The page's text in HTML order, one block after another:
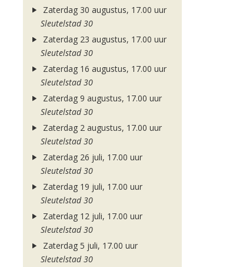
Zaterdag 30 augustus, 17.00 uur
Sleutelstad 30
Zaterdag 23 augustus, 17.00 uur
Sleutelstad 30
Zaterdag 16 augustus, 17.00 uur
Sleutelstad 30
Zaterdag 9 augustus, 17.00 uur
Sleutelstad 30
Zaterdag 2 augustus, 17.00 uur
Sleutelstad 30
Zaterdag 26 juli, 17.00 uur
Sleutelstad 30
Zaterdag 19 juli, 17.00 uur
Sleutelstad 30
Zaterdag 12 juli, 17.00 uur
Sleutelstad 30
Zaterdag 5 juli, 17.00 uur
Sleutelstad 30